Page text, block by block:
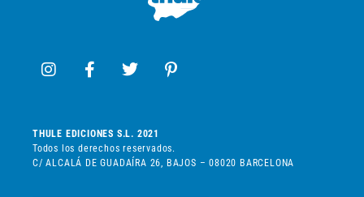
THULE EDICIONES S.L. 2021
Todos los derechos reservados.
C/ ALCALÁ DE GUADAÍRA 26, BAJOS – 08020 BARCELONA